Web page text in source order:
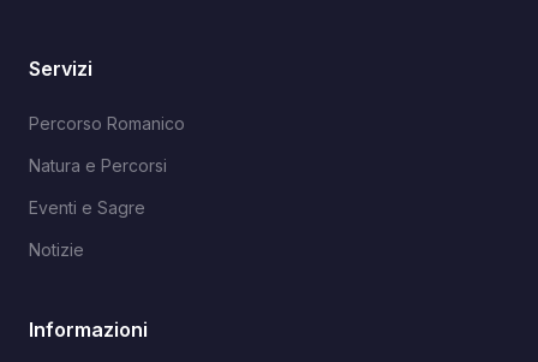
Servizi
Percorso Romanico
Natura e Percorsi
Eventi e Sagre
Notizie
Informazioni